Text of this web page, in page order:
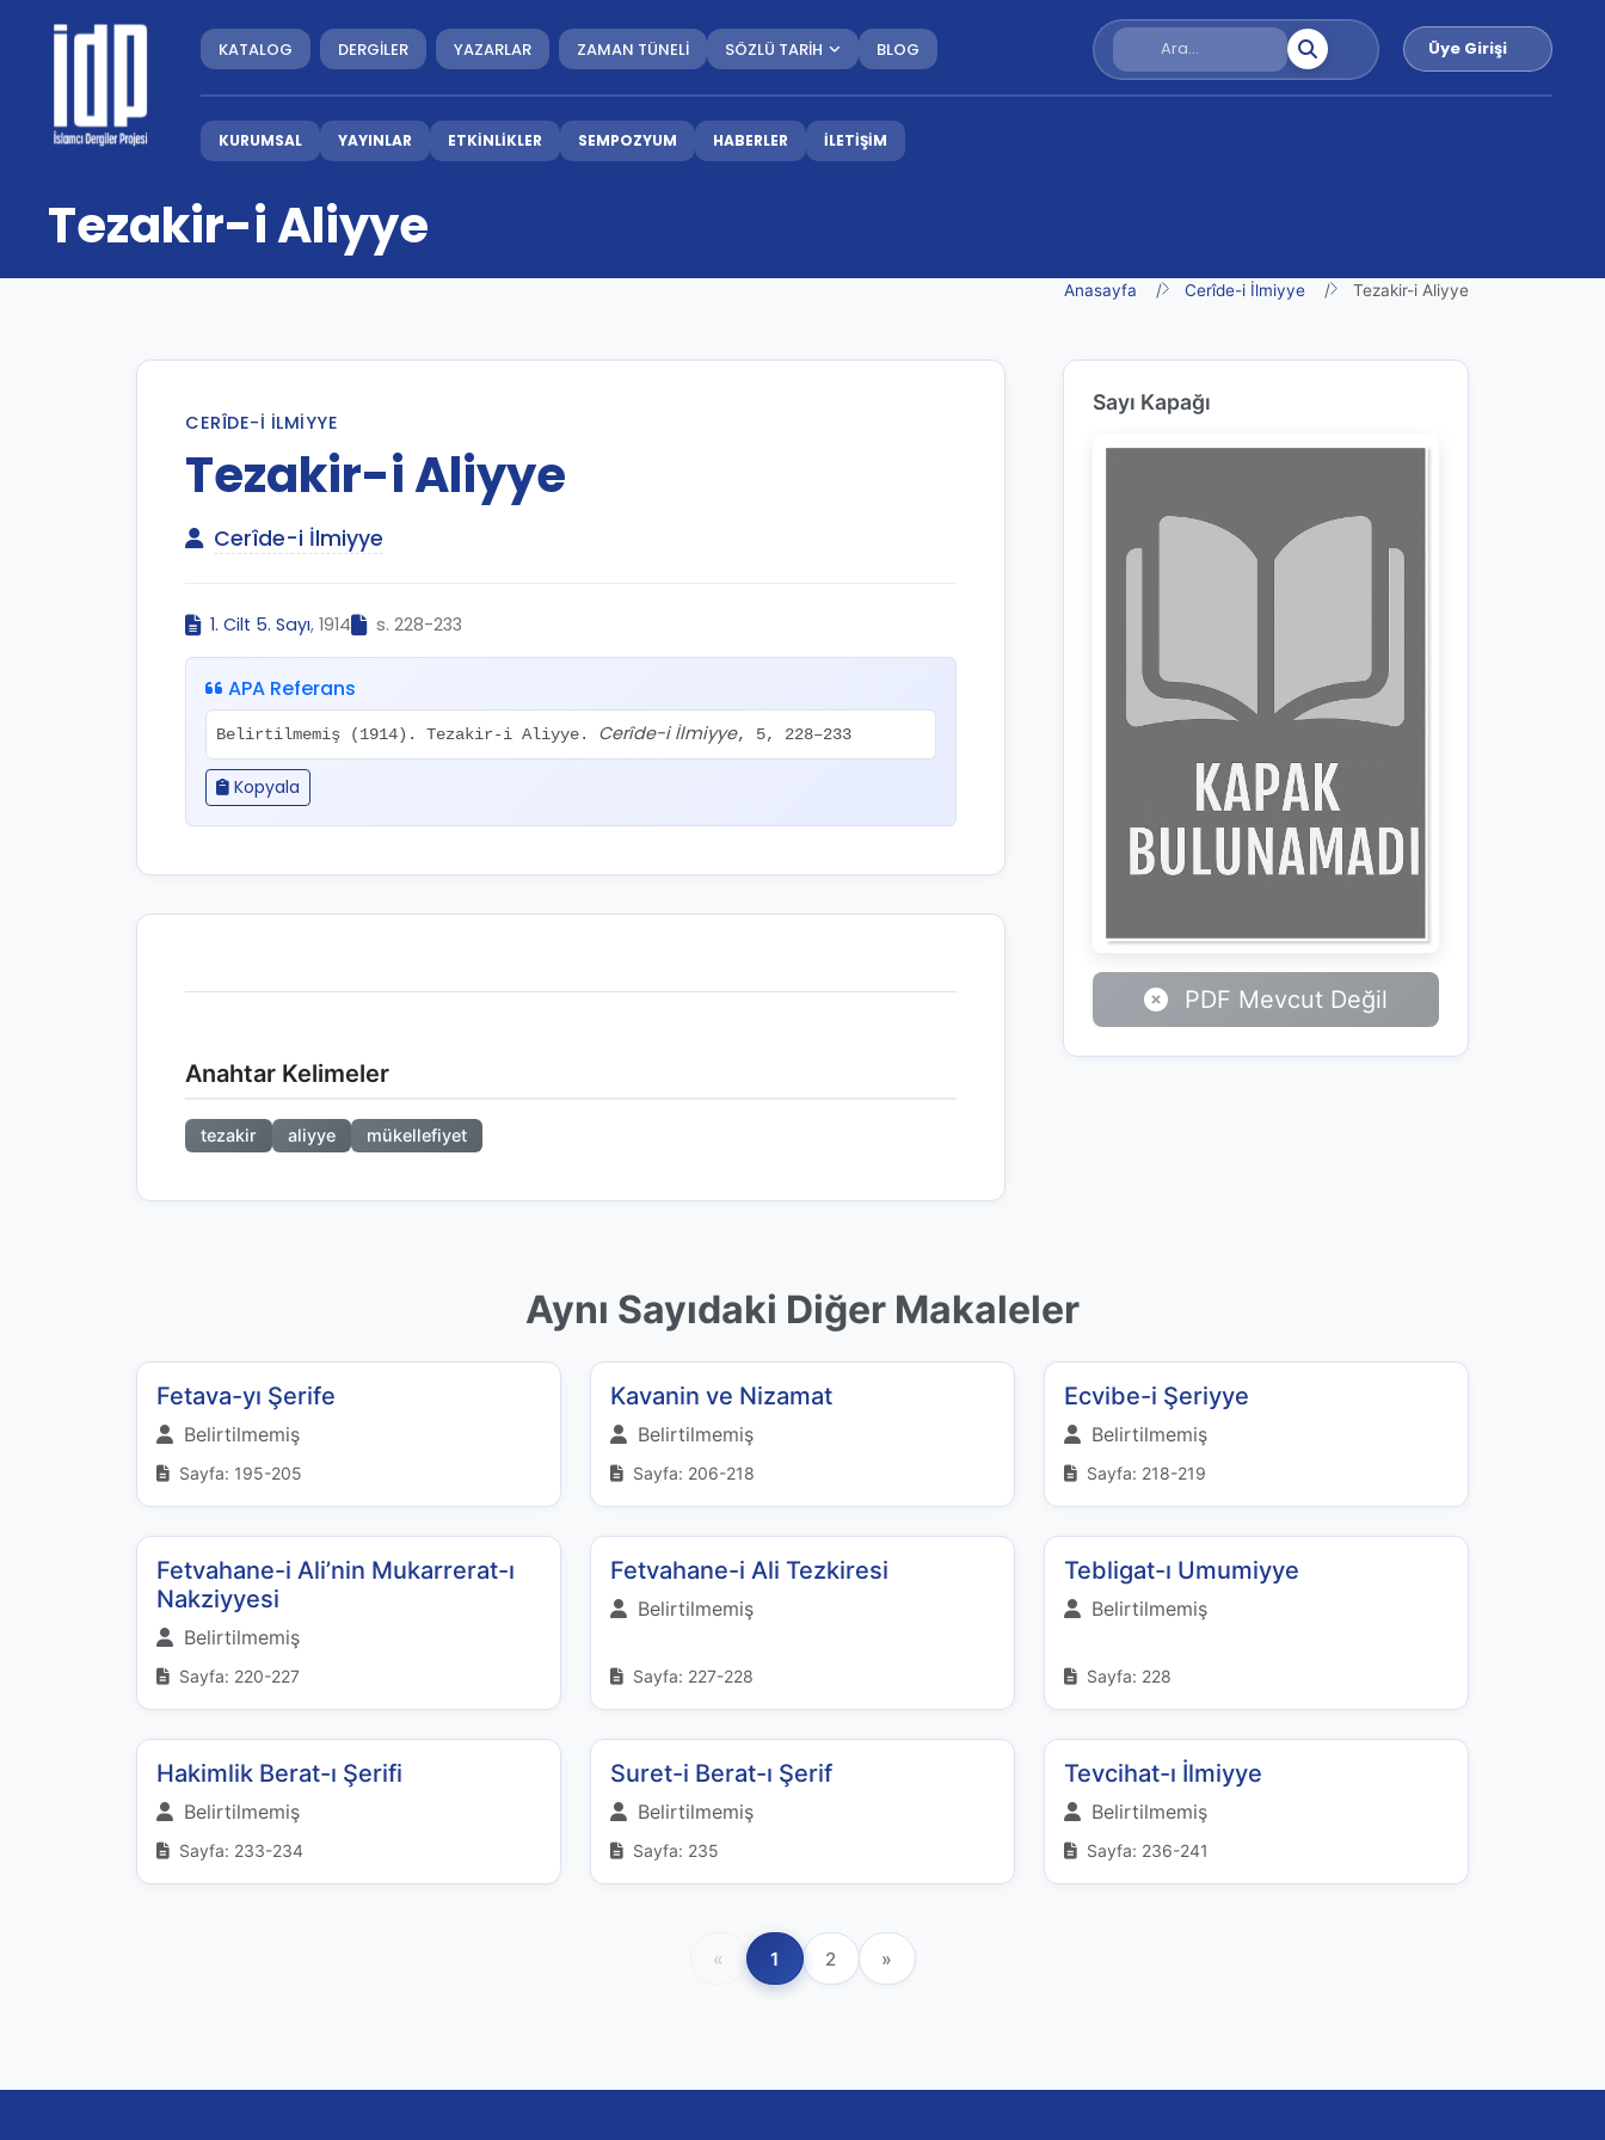
KATALOG DERGİLER YAZARLAR ZAMAN TÜNELİ SÖZLÜ TARİH BLOG Üye Girişi
KURUMSAL YAYINLAR ETKİNLİKLER SEMPOZYUM HABERLER İLETİŞİM
Tezakir-i Aliyye
Anasayfa Cerîde-i İlmiyye Tezakir-i Aliyye
CERÎDE-I İLMIYYE
Tezakir-i Aliyye
Cerîde-i İlmiyye
1. Cilt 5. Sayı, 1914 s. 228-233
APA Referans
Belirtilmemiş (1914). Tezakir-i Aliyye. Cerîde-i İlmiyye, 5, 228–233
Kopyala
Anahtar Kelimeler
tezakir aliyye mükellefiyet
Sayı Kapağı
PDF Mevcut Değil
Aynı Sayıdaki Diğer Makaleler
Fetava-yı Şerife
Belirtilmemiş
Sayfa: 195-205
Kavanin ve Nizamat
Belirtilmemiş
Sayfa: 206-218
Ecvibe-i Şeriyye
Belirtilmemiş
Sayfa: 218-219
Fetvahane-i Ali’nin Mukarrerat-ı
Nakziyyesi
Belirtilmemiş
Sayfa: 220-227
Fetvahane-i Ali Tezkiresi
Belirtilmemiş
Sayfa: 227-228
Tebligat-ı Umumiyye
Belirtilmemiş
Sayfa: 228
Hakimlik Berat-ı Şerifi
Belirtilmemiş
Sayfa: 233-234
Suret-i Berat-ı Şerif
Belirtilmemiş
Sayfa: 235
Tevcihat-ı İlmiyye
Belirtilmemiş
Sayfa: 236-241
« 1 2 »